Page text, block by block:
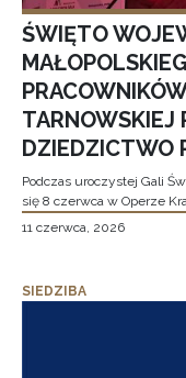
ŚWIĘTO
TARNOWSKIEJ
DZIEDZICTWO
Podczas uroczystej Gali
się 8 czerwca w Operze
11 czerwca, 2026
SIEDZIBA